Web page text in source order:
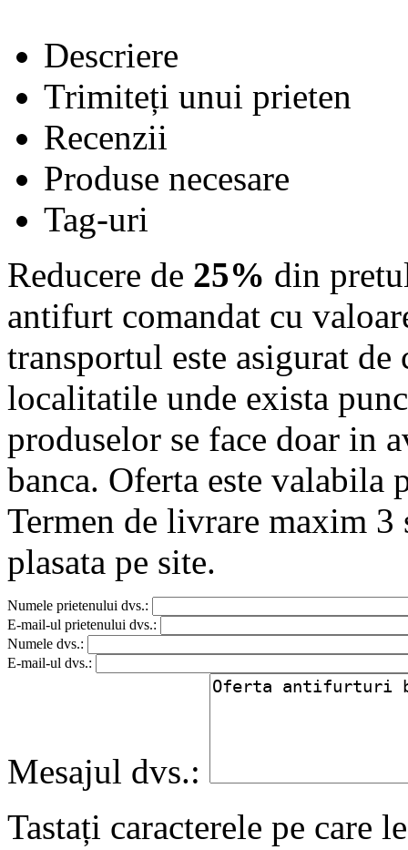
Descriere
Trimiteți unui prieten
Recenzii
Produse necesare
Tag-uri
Reducere de 25% din
antifurt comandat cu
transportul este asigurat
localitatile unde exista
produselor se face doar in
banca. Oferta este
Termen de livrare maxim 3
plasata pe site.
Numele prietenului dvs.:
E-mail-ul prietenului dvs.:
Numele dvs.:
E-mail-ul dvs.:
Mesajul dvs.:
Tastați caracterele pe care